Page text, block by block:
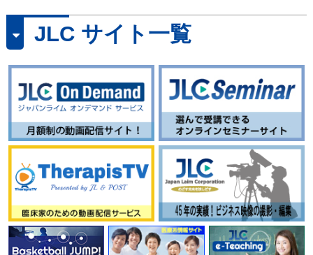
2024/7/10 1152-S
ゲームを想定したディ
フェンス分解練習
2024/7/10 1148-S
“コンパクト”な踏切動作
から 強い“インパク
2024/6/13 1150-S
バスケットボール
網野友雄
JLC サイト一覧